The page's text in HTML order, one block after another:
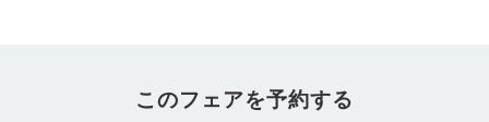
このフェアを予約する